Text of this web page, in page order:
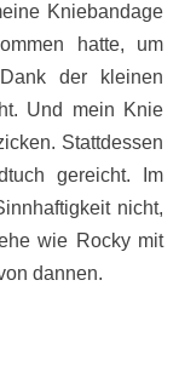
Kniebandage
hatte, um
der kleinen
Und mein Knie
Stattdessen
gereicht. Im
nicht,
wie Rocky mit
dannen.